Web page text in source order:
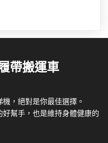
帶搬運車
，絕對是你最佳選擇。
幫手，也是維持身體健康的